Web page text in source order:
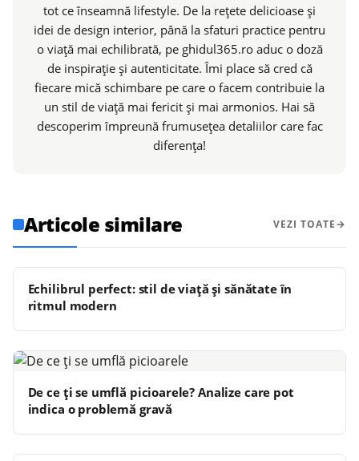
tot ce înseamnă lifestyle. De la rețete delicioase și
idei de design interior, până la sfaturi practice pentru
o viață mai echilibrată, pe ghidul365.ro aduc o doză
de inspirație și autenticitate. Îmi place să cred că
fiecare mică schimbare pe care o facem contribuie la
un stil de viață mai fericit și mai armonios. Hai să
descoperim împreună frumusețea detaliilor care fac
diferența!
Articole similare VEZI TOATE
Echilibrul perfect: stil de viață și sănătate în
ritmul modern
De ce ți se umflă picioarele? Analize care pot
indica o problemă gravă